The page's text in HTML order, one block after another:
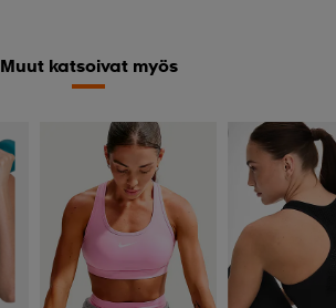
Muut katsoivat myös
Katso hintaa